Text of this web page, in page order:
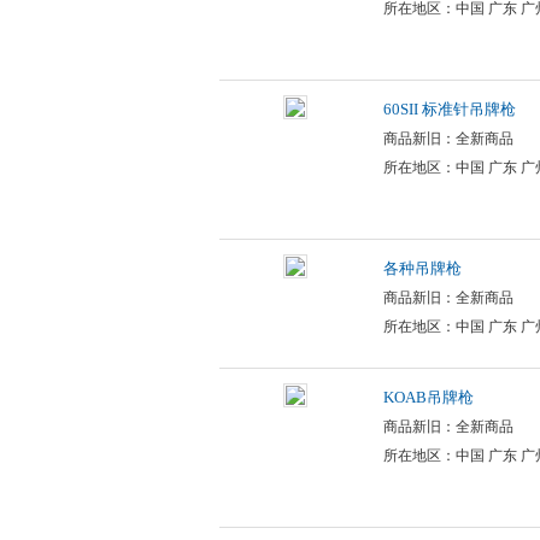
所在地区：中国 广东 广
60SII 标准针吊牌枪
商品新旧：全新商品
所在地区：中国 广东 广
各种吊牌枪
商品新旧：全新商品
所在地区：中国 广东 广
KOAB吊牌枪
商品新旧：全新商品
所在地区：中国 广东 广